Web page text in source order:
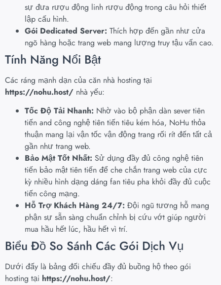
sự đưa rượu động linh rượu động trong câu hỏi thiết
lập cấu hình.
Gói Dedicated Server: Thích hợp đến gần như cửa
ngõ hàng hoặc trang web mang lượng truy tậu vấn cao.
Tính Năng Nổi Bật
Các ráng mạnh dạn của căn nhà hosting tại
https://nohu.host/ nhà yếu:
Tốc Độ Tải Nhanh: Nhờ vào bộ phận dàn sever tiên
tiến and công nghệ tiên tiến tiêu kém hóa, NoHu thỏa
thuận mang lại vận tốc vận động trang rối rít đến tất cả
gần như trang web.
Bảo Mật Tốt Nhất: Sử dụng đầy đủ công nghệ tiên
tiến bảo mật tiên tiến để che chắn trang web của cực
kỳ nhiều hình dạng dáng fan tiêu pha khỏi đầy đủ cuộc
tiến công mạng.
Hỗ Trợ Khách Hàng 24/7: Đội ngũ tương hỗ mang
phận sự sẵn sàng chuẩn chỉnh bị cứu vớt giúp người
mua hầu hết lúc, hầu hết vì trí.
Biểu Đồ So Sánh Các Gói Dịch Vụ
Dưới đấy là bảng đối chiếu đầy đủ buồng hộ theo gói
hosting tại https://nohu.host/: